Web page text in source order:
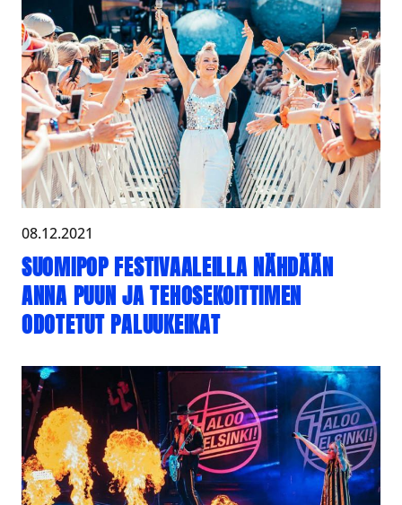
08.12.2021
SUOMIPOP FESTIVAALEILLA NÄHDÄÄN
ANNA PUUN JA TEHOSEKOITTIMEN
ODOTETUT PALUUKEIKAT